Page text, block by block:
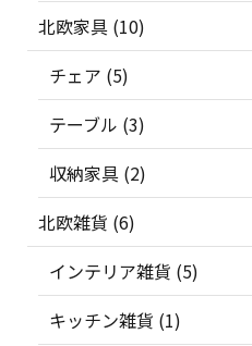
北欧家具 (10)
チェア (5)
テーブル (3)
収納家具 (2)
北欧雑貨 (6)
インテリア雑貨 (5)
キッチン雑貨 (1)